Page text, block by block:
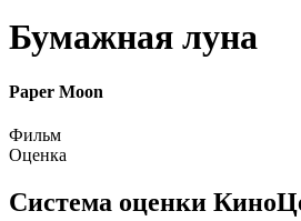
Бумажная луна
Paper Moon
Фильм
Оценка
Система оценки